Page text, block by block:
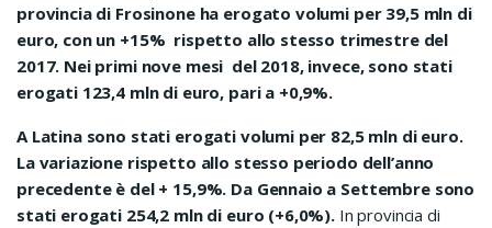
provincia di Frosinone ha erogato volumi per 39,5 mln di
euro, con un +15% rispetto allo stesso trimestre del
2017. Nei primi nove mesi del 2018, invece, sono stati
erogati 123,4 mln di euro, pari a +0,9%.
A Latina sono stati erogati volumi per 82,5 mln di euro.
La variazione rispetto allo stesso periodo dell’anno
precedente è del + 15,9%. Da Gennaio a Settembre sono
stati erogati 254,2 mln di euro (+6,0%). In provincia di